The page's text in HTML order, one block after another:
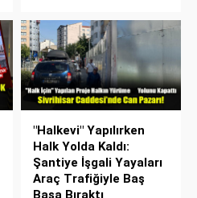
"Halkevi" Yapılırken
Halk Yolda Kaldı:
Şantiye İşgali Yayaları
Araç Trafiğiyle Baş
Başa Bıraktı